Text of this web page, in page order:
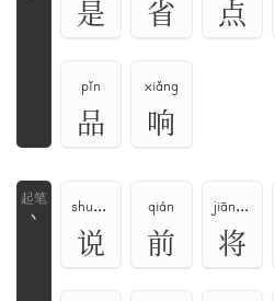
是 省 点
pǐn
品
xiǎng
响
丶
shuō、shuì、yuè
说
qián
前
jiāng、jiàng
将